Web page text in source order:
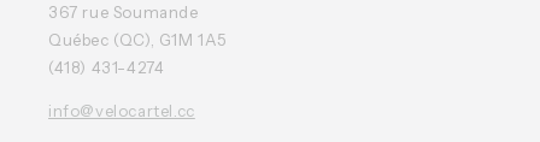
367 rue Soumande
Québec (QC), G1M 1A5
(418) 431-4274
info@velocartel.cc